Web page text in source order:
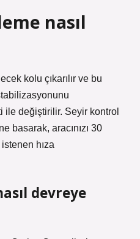
nasıl
kolu çıkarılır ve bu
ile değiştirilir. Seyir kontrol
basarak, aracınızı 30
hıza
devreye